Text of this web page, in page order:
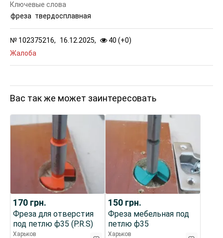
№ 102375216, 16.12.2025, 40 (+0)
Жалоба
Ключевые слова
фреза твердосплавная
Вас так же может заинтересовать
170 грн.
Фреза для отверстия
под петлю ф35 (P.R.S)
Харьков
150 грн.
Фреза мебельная под
петлю ф35
Харьков